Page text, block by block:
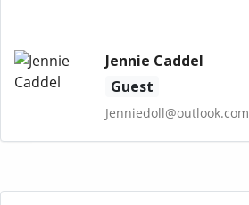
Jennie Caddel
Guest
Jenniedoll@outlook.com